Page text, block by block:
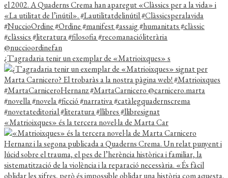
¿T'agradaria tenir un exemplar de «Matrioixques» s
«Matrioixques» és la tercera novel·la de Marta Car